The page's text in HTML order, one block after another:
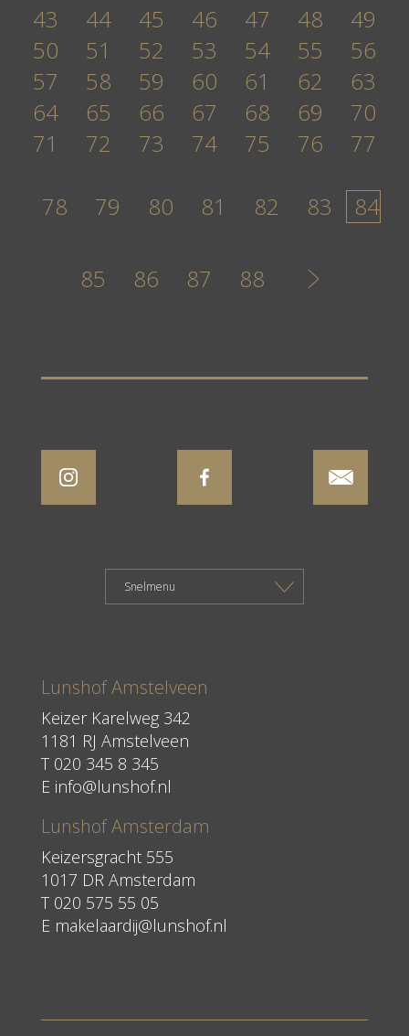
43
44 45 46 47 48
49
50
51 52 53 54 55
56
57
58 59 60 61 62
63
64
65 66 67 68 69
70
71
72 73 74 75 76 77
78 79 80 81 82 83 84
85 86 87 88
Lunshof Amstelveen
Keizer Karelweg 342
1181 RJ Amstelveen
T 020 345 8 345
E info@lunshof.nl
Lunshof Amsterdam
Keizersgracht 555
1017 DR Amsterdam
T 020 575 55 05
E makelaardij@lunshof.nl